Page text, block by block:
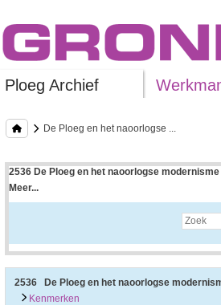
Ploeg Archief
De Ploeg en het naoorlogse ...
2536 De Ploeg en het naoorlogse
Meer...
Uitleg bij archieftoegang
Een archieftoegang geeft uitgebreide
• Kenmerken van het archief
• Inleiding op het archief
• Inventaris of plaatsingslijst
• Eventueel bijlagen
2536 De Ploeg en het naoorlogse
Kenmerken